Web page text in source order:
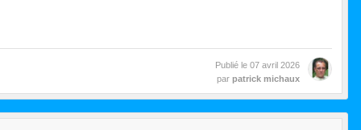
Publié le 07 avril 2026
par patrick michaux